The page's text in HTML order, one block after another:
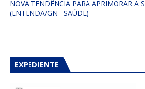
NOVA TENDÊNCIA PARA APRIMORAR A
(ENTENDA/GN - SAÚDE)
EXPEDIENTE